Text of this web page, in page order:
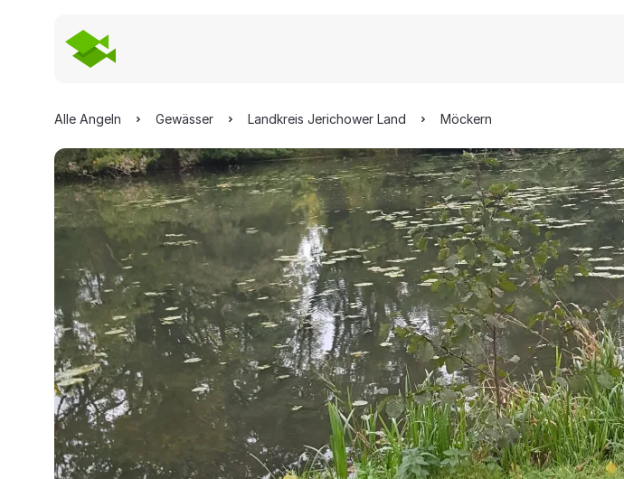
Alle Angeln Gewässer Landkreis Jerichower Land Möckern